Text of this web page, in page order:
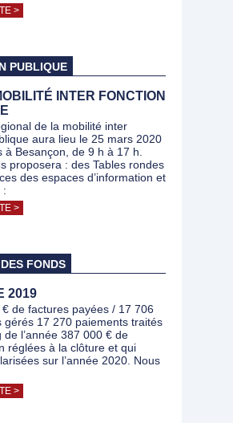
>
PUBLIQUE
INTER FONCTION
de la mobilité inter
aura lieu le 25 mars 2020
à Besançon, de 9 h à 17 h.
proposera : des Tables rondes
des espaces d’information et
:
>
FONDS
2019
de factures payées / 17 706
gérés 17 270 paiements traités
de l’année 387 000 € de
réglées à la clôture et qui
sur l’année 2020. Nous
>